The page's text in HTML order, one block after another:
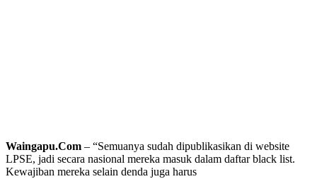
Waingapu.Com – “Semuanya sudah dipublikasikan di website
LPSE, jadi secara nasional mereka masuk dalam daftar black list.
Kewajiban mereka selain denda juga harus